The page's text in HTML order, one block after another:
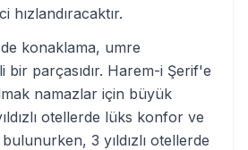
hızlandıracaktır.
konaklama, umre
bir parçasıdır. Harem-i Şerif'e
namazlar için büyük
otellerde lüks konfor ve
3 yıldızlı otellerde